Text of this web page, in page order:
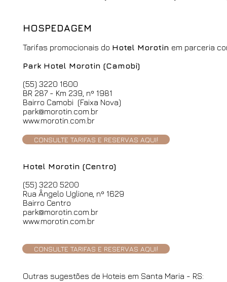
HOSPEDAGEM
Tarifas promocionais do Hotel Morotin em parceria
Park Hotel Morotin (Camobi)
(55) 3220 1600
BR 287 - Km 239, nº 1981
Bairro Camobi (Faixa Nova)
park@morotin.com.br
www.morotin.com.br
Hotel Morotin (Centro)
(55) 3220 5200
Rua Ângelo Uglione, nº 1629
Bairro Centro
park@morotin.com.br
www.morotin.com.br
Outras sugestões de Hoteis em Santa Maria - RS:
CONSULTE TARIFAS E RESERVAS AQUI!
CONSULTE TARIFAS E RESERVAS AQUI!